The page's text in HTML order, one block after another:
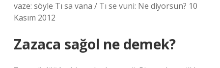
vaze: söyle Tı sa vana / Tı se vuni: Ne diyorsun? 10
Kasım 2012
Zazaca sağol ne demek?